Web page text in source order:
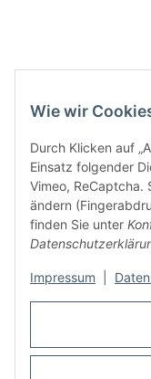
Wie wir
Durch Klicken auf
Einsatz folgender
Vimeo, ReCaptcha.
ändern
finden Sie unter
Impressum
Informationen
Rechtliches